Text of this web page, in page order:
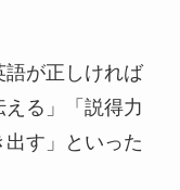
が正しければ
る」「説得力
す」といった